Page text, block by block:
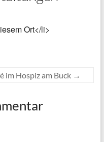
Ort</li>
im Hospiz am Buck →